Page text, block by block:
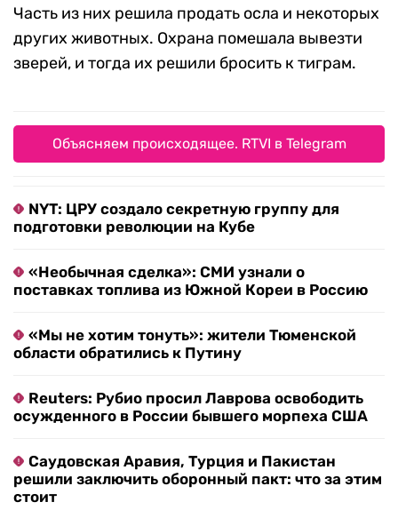
Часть из них решила продать осла и некоторых
других животных. Охрана помешала вывезти
зверей, и тогда их решили бросить к тиграм.
Объясняем происходящее. RTVI в Telegram
NYT: ЦРУ создало секретную группу для
подготовки революции на Кубе
«Необычная сделка»: СМИ узнали о
поставках топлива из Южной Кореи в Россию
«Мы не хотим тонуть»: жители Тюменской
области обратились к Путину
Reuters: Рубио просил Лаврова освободить
осужденного в России бывшего морпеха США
Саудовская Аравия, Турция и Пакистан
решили заключить оборонный пакт: что за этим
стоит